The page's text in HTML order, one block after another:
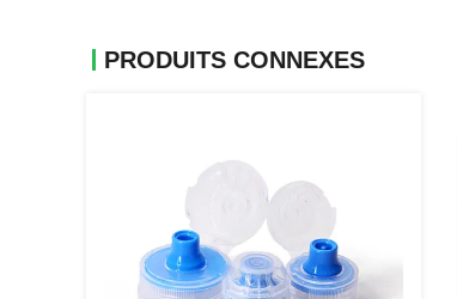
PRODUITS CONNEXES